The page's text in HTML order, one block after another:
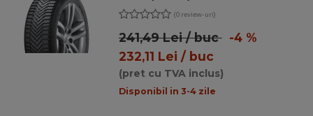
(0 review-uri)
241,49 Lei / buc-4 %
232,11 Lei / buc
(pret cu TVA inclus)
Disponibil in 3-4 zile